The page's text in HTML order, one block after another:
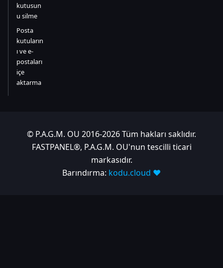
kutusun
u silme
Posta
kutuların
ı ve e-
postaları
içe
aktarma
© P.A.G.M. OU 2016-2026 Tüm hakları saklıdır.
FASTPANEL®, P.A.G.M. OU'nun tescilli ticari
markasıdır.
Barındırma: kodu.cloud ❤️